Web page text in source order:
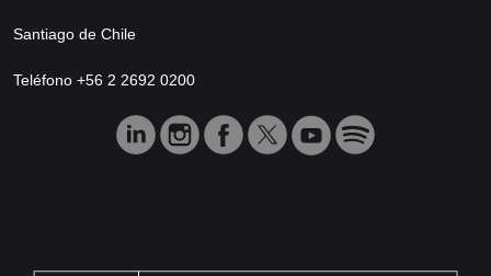
Santiago de Chile
Teléfono +56 2 2692 0200